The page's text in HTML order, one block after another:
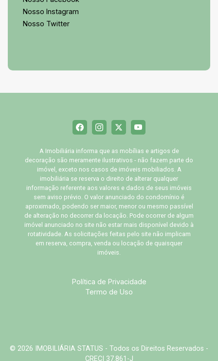
Nosso Instagram
Nosso Twitter
A Imobiliária informa que as mobílias e artigos de
decoração são meramente ilustrativos - não fazem parte do
imóvel, exceto nos casos de imóveis mobiliados. A
imobiliária se reserva o direito de alterar qualquer
informação referente aos valores e dados de seus imóveis
sem aviso prévio. O valor anunciado do condomínio é
aproximado, podendo ser maior, menor ou mesmo passível
de alteração no decorrer da locação. Pode ocorrer de algum
imóvel anunciado no site não estar mais disponível devido à
rotatividade. As solicitações feitas pelo site não implicam
em reserva, compra, venda ou locação de quaisquer
imóveis.
Política de Privacidade
Termo de Uso
© 2026 IMOBILIÁRIA STATUS - Todos os Direitos Reservados -
CRECI 37.861-J